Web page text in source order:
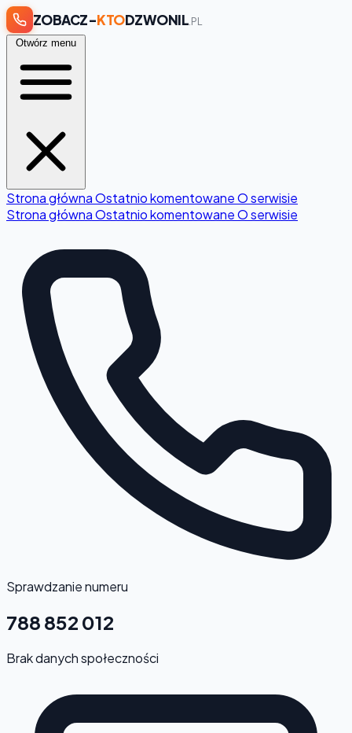
ZOBACZ-KTODZWONIL .PL
Otwórz menu
Strona głównaOstatnio komentowaneO serwisie
Strona głównaOstatnio komentowaneO serwisie
Sprawdzanie numeru
788 852 012
Brak danych społeczności